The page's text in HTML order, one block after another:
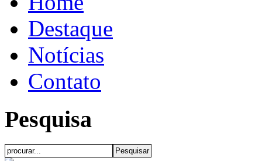
Destaque
Notícias
Contato
Pesquisa